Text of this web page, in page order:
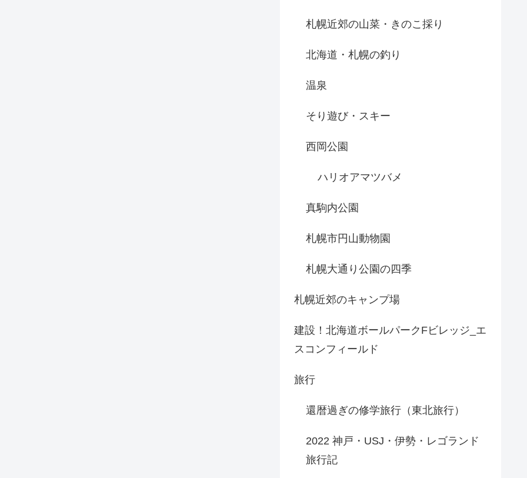
札幌近郊の山菜・きのこ採り
北海道・札幌の釣り
温泉
そり遊び・スキー
西岡公園
ハリオアマツバメ
真駒内公園
札幌市円山動物園
札幌大通り公園の四季
札幌近郊のキャンプ場
建設！北海道ボールパークFビレッジ_エ
スコンフィールド
旅行
還暦過ぎの修学旅行（東北旅行）
2022 神戸・USJ・伊勢・レゴランド
旅行記